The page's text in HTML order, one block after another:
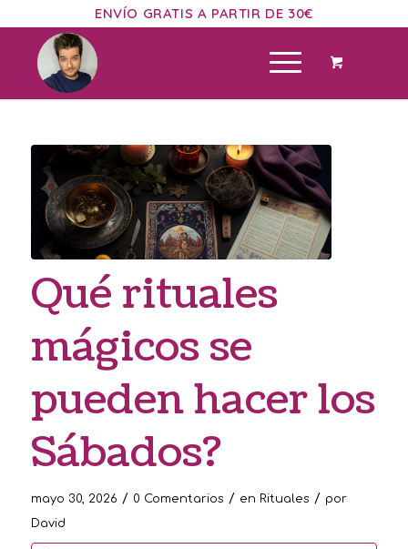
ENVÍO GRATIS A PARTIR DE 30€
Qué rituales
mágicos se
pueden hacer los
Sábados?
mayo 30, 2026 / 0 Comentarios / en Rituales / por
David